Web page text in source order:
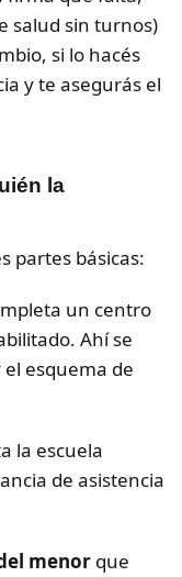
salud sin turnos)
si lo hacés
y te asegurás el
la
partes básicas:
un centro
Ahí se
esquema de
la escuela
de asistencia
menor que